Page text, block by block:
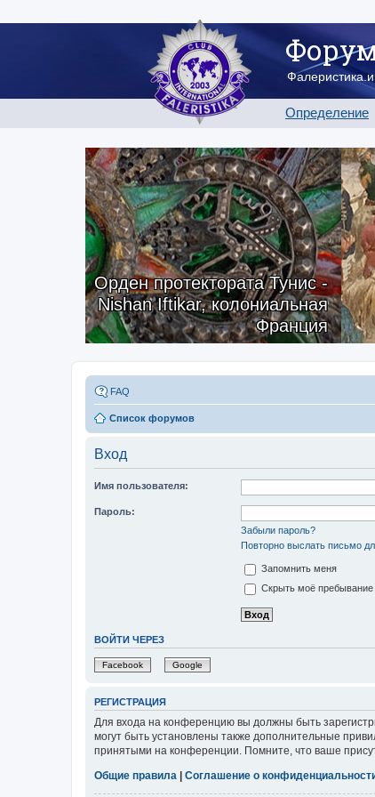
Определение
Орден протектората Тунис -
Nishan Iftikar, колониальная
Франция
FAQ
Список форумов
Вход
Имя пользователя:
Пароль:
Забыли пароль?
Повторно выслать письмо
Запомнить меня
Скрыть моё пребывание
ВОЙТИ ЧЕРЕЗ
Facebook Google
РЕГИСТРАЦИЯ
Для входа на конференцию вы должны быть
могут быть установлены также дополнительные
принятыми на конференции. Помните, что ваше
Общие правила
Соглашение о